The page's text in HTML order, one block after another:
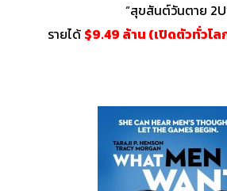
“สุขสันต์วันตาย
รายได้ $9.49 ล้าน (เปิดตัวทั่วโ